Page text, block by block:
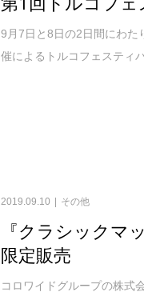
9月7日と8日の2日間にわた
催によるトルコフェスティ
2019.09.10 その他
『クラシックマ
限定販売
コロワイドグループの株式